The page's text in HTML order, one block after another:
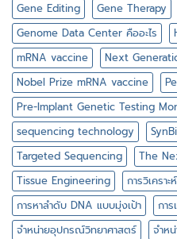
Gene Editing
Gene Therapy
Genome Data Center คืออะไร
mRNA vaccine
Next
Nobel Prize mRNA vaccine
Pre-Implant Genetic Testing
sequencing technology
Targeted Sequencing
The
Tissue Engineering
การวิเครา
การหาลำดับ DNA แบบมุ่งเป้า
กา
จำหน่ายอุปกรณ์วิทยาศาสตร์
จำห